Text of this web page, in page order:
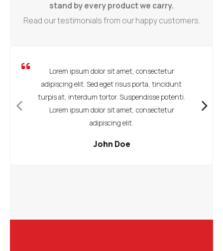
stand by every product we carry.
Read our testimonials from our happy customers.
Lorem ipsum dolor sit amet, consectetur
adipiscing elit. Sed eget risus porta, tincidunt
turpis at, interdum tortor. Suspendisse potenti.
Lorem ipsum dolor sit amet, consectetur
adipiscing elit.
John Doe